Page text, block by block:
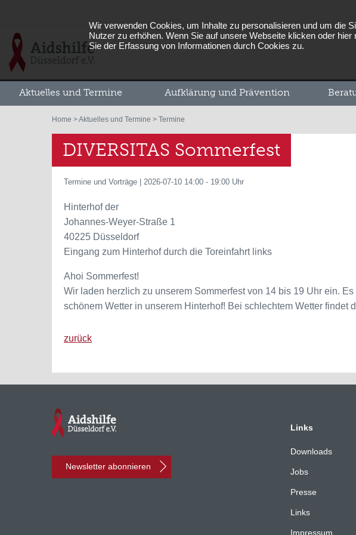
Wir verwenden Cookies, um Inhalte zu personalisieren und um die
Nutzer zu erhöhen. Wenn Sie auf unsere Webseite klicken oder hier
Sie der Erfassung von Informationen durch Cookies zu.
Aktuelles und Termine Aufklärung und Prävention
Home >Aktuelles und Termine > Termine
DIVERSITAS Sommerfest
Termine und Vorträge | 2026-07-10 14:00 - 19:00 Uhr
Hinterhof der
Johannes-Weyer-Straße 1
40225 Düsseldorf
Eingang zum Hinterhof durch die Toreinfahrt links
Ahoi Sommerfest!
Wir laden herzlich zu unserem Sommerfest von 14 bis 19 Uhr ein.
schönem Wetter in unserem Hinterhof! Bei schlechtem Wetter findet
zurück
Newsletter abonnieren
Links
Downloads
Jobs
Presse
Links
Impressum